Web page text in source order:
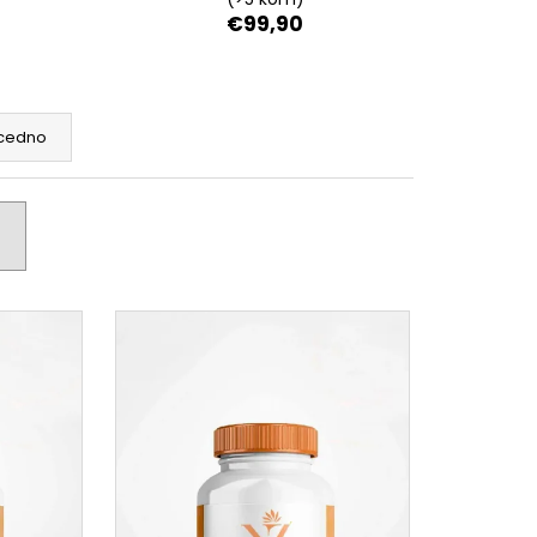
€99,90
50 ML